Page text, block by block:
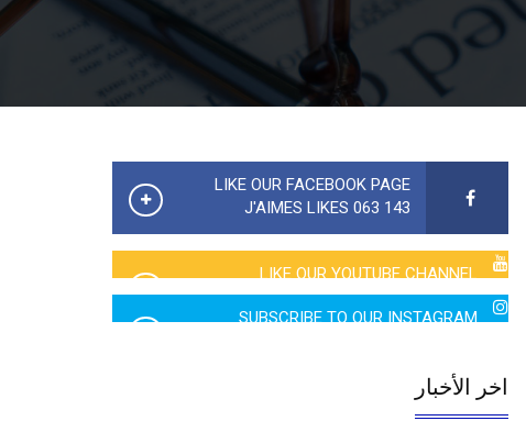
LIKE OUR FACEBOOK PAGE
143 063 J'AIMES LIKES
LIKE OUR YOUTUBE CHANNEL
2760 LIKES
SUBSCRIBE TO OUR INSTAGRAM
اخر الأخبار